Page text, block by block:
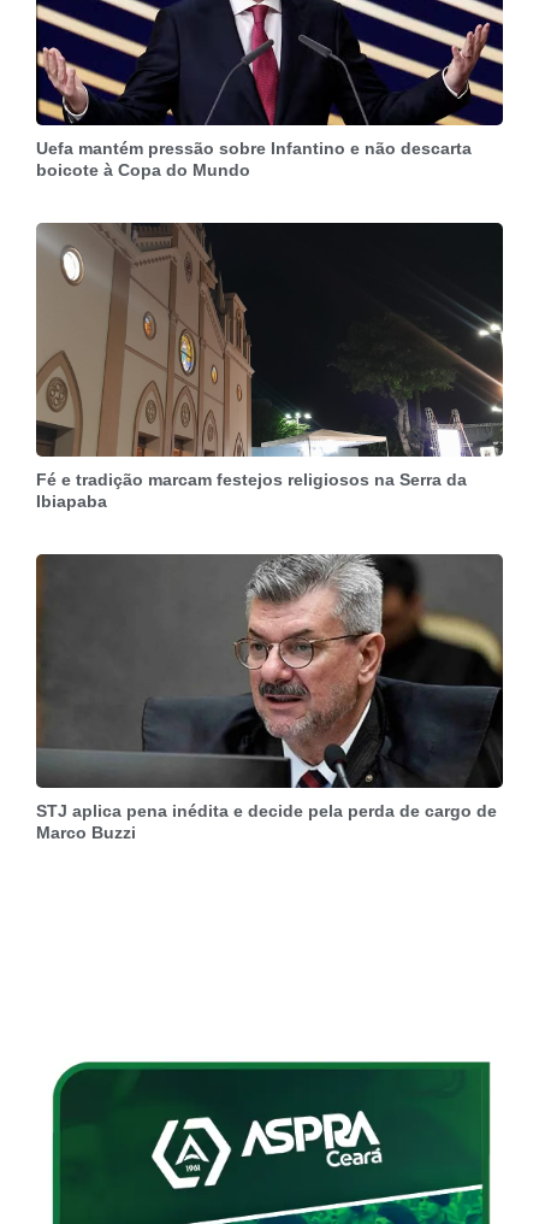
Uefa mantém pressão sobre Infantino e não descarta
boicote à Copa do Mundo
Fé e tradição marcam festejos religiosos na Serra da
Ibiapaba
STJ aplica pena inédita e decide pela perda de cargo de
Marco Buzzi